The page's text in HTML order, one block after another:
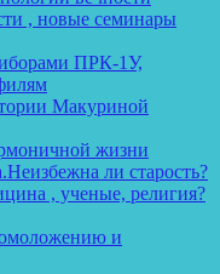
, новые семинары
ПРК-1У,
Макуриной
жизни
ли старость?
, ученые, религия?
и